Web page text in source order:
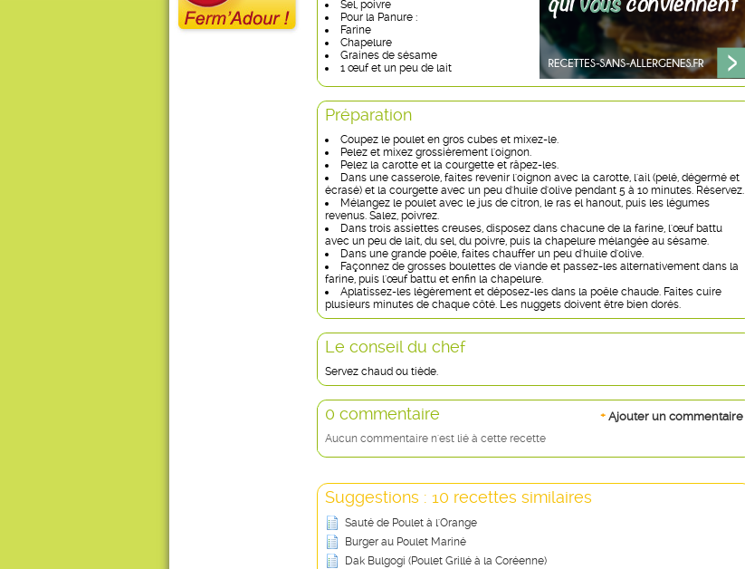
Sel, poivre
Pour la Panure :
Farine
Chapelure
Graines de sésame
1 œuf et un peu de lait
Préparation
Coupez le poulet en gros cubes et mixez-le.
Pelez et mixez grossièrement l'oignon.
Pelez la carotte et la courgette et râpez-les.
Dans une casserole, faites revenir l'oignon avec la carotte, l'ail (pelé, dégermé et
écrasé) et la courgette avec un peu d'huile d'olive pendant 5 à 10 minutes. Réservez.
Mélangez le poulet avec le jus de citron, le ras el hanout, puis les légumes
revenus. Salez, poivrez.
Dans trois assiettes creuses, disposez dans chacune de la farine, l'œuf battu
avec un peu de lait, du sel, du poivre, puis la chapelure mélangée au sésame.
Dans une grande poêle, faites chauffer un peu d'huile d'olive.
Façonnez de grosses boulettes de viande et passez-les alternativement dans la
farine, puis l'œuf battu et enfin la chapelure.
Aplatissez-les légèrement et déposez-les dans la poêle chaude. Faites cuire
plusieurs minutes de chaque côté. Les nuggets doivent être bien dorés.
Le conseil du chef
Servez chaud ou tiède.
+ Ajouter un commentaire
0 commentaire
Aucun commentaire n'est lié à cette recette
Suggestions : 10 recettes similaires
Sauté de Poulet à l'Orange
Burger au Poulet Mariné
Dak Bulgogi (Poulet Grillé à la Coréenne)